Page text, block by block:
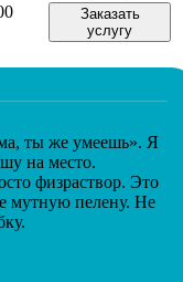
Заказать
услугу
ты же умеешь». Я
на место.
физраствор. Это
мутную пелену. Не